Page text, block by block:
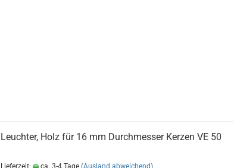
Leuchter, Holz für 16 mm Durchmesser Kerzen VE 50
Lieferzeit: ca. 3-4 Tage (Ausland abweichend)